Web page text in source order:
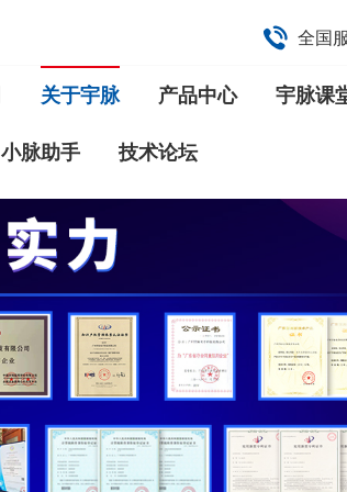
全国
关于宇脉 产品中心 宇脉课
小脉助手 技术论坛